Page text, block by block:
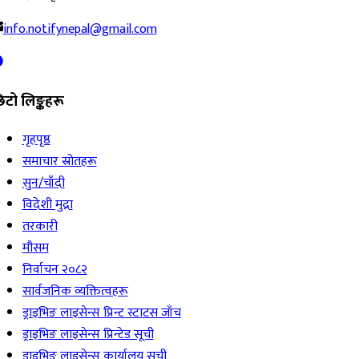
info.notifynepal@gmail.com
लिङ्कहरू
गृहपृष्ठ
समाचार स्रोतहरू
सुन/चाँदी
विदेशी मुद्रा
तरकारी
मौसम
निर्वाचन २०८२
सार्वजनिक व्यक्तित्वहरू
ड्राइभिङ लाइसेन्स प्रिन्ट स्टाटस जाँच
ड्राइभिङ लाइसेन्स प्रिन्टेड सूची